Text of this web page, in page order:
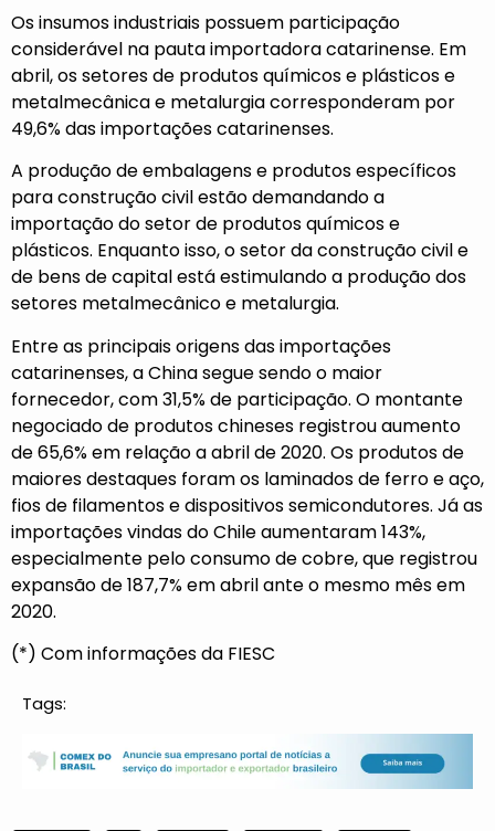
Os insumos industriais possuem participação
considerável na pauta importadora catarinense. Em
abril, os setores de produtos químicos e plásticos e
metalmecânica e metalurgia corresponderam por
49,6% das importações catarinenses.
A produção de embalagens e produtos específicos
para construção civil estão demandando a
importação do setor de produtos químicos e
plásticos. Enquanto isso, o setor da construção civil e
de bens de capital está estimulando a produção dos
setores metalmecânico e metalurgia.
Entre as principais origens das importações
catarinenses, a China segue sendo o maior
fornecedor, com 31,5% de participação. O montante
negociado de produtos chineses registrou aumento
de 65,6% em relação a abril de 2020. Os produtos de
maiores destaques foram os laminados de ferro e aço,
fios de filamentos e dispositivos semicondutores. Já as
importações vindas do Chile aumentaram 143%,
especialmente pelo consumo de cobre, que registrou
expansão de 187,7% em abril ante o mesmo mês em
2020.
(*) Com informações da FIESC
Tags: